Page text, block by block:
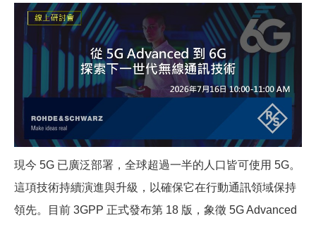
現今 5G 已廣泛部署，全球超過一半的人口皆可使用 5G。
這項技術持續演進與升級，以確保它在行動通訊領域保持
領先。目前 3GPP 正式發布第 18 版，象徵 5G Advanced